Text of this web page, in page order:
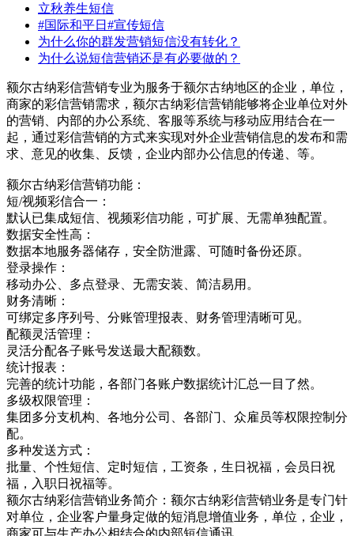
立秋养生短信
#国际和平日#宣传短信
为什么你的群发营销短信没有转化？
为什么说短信营销还是有必要做的？
额尔古纳彩信营销专业为服务于额尔古纳地区的企业，单位，
商家的彩信营销需求，额尔古纳彩信营销能够将企业单位对外
的营销、内部的办公系统、客服等系统与移动应用结合在一
起，通过彩信营销的方式来实现对外企业营销信息的发布和需
求、意见的收集、反馈，企业内部办公信息的传递、等。
额尔古纳彩信营销功能：
短/视频彩信合一：
默认已集成短信、视频彩信功能，可扩展、无需单独配置。
数据安全性高：
数据本地服务器储存，安全防泄露、可随时备份还原。
登录操作：
移动办公、多点登录、无需安装、简洁易用。
财务清晰：
可绑定多序列号、分账管理报表、财务管理清晰可见。
配额灵活管理：
灵活分配各子账号发送最大配额数。
统计报表：
完善的统计功能，各部门各账户数据统计汇总一目了然。
多级权限管理：
集团多分支机构、各地分公司、各部门、众雇员等权限控制分
配。
多种发送方式：
批量、个性短信、定时短信，工资条，生日祝福，会员日祝
福，入职日祝福等。
额尔古纳彩信营销业务简介：额尔古纳彩信营销业务是专门针
对单位，企业客户量身定做的短消息增值业务，单位，企业，
商家可与生产办公相结合的内部短信通讯，